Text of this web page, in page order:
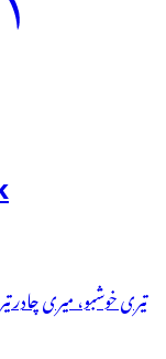
تیری خوشبو، میری چادر